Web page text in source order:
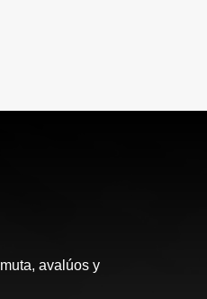
avalúos y